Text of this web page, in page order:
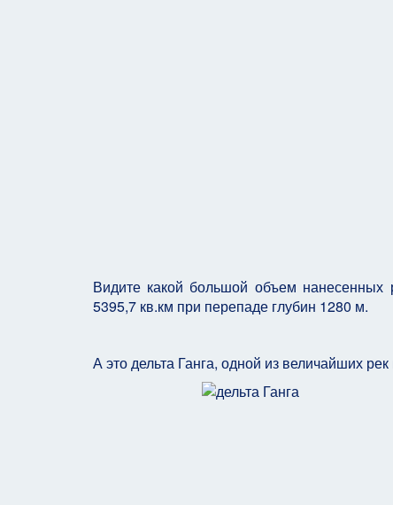
Видите какой большой объем
5395,7 кв.км при перепаде глубин 1280 м.
А это дельта Ганга, одной из величайших